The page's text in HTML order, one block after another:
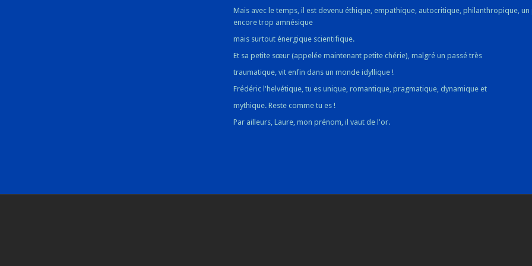
Mais avec le temps, il est devenu éthique, empathique, autocritique, philanthropique,
encore trop amnésique
mais surtout énergique scientifique.
Et sa petite sœur (appelée maintenant petite chérie), malgré un passé très
traumatique, vit enfin dans un monde idyllique !
Frédéric l'helvétique, tu es unique, romantique, pragmatique, dynamique et
mythique. Reste comme tu es !
Par ailleurs, Laure, mon prénom, il vaut de l'or.